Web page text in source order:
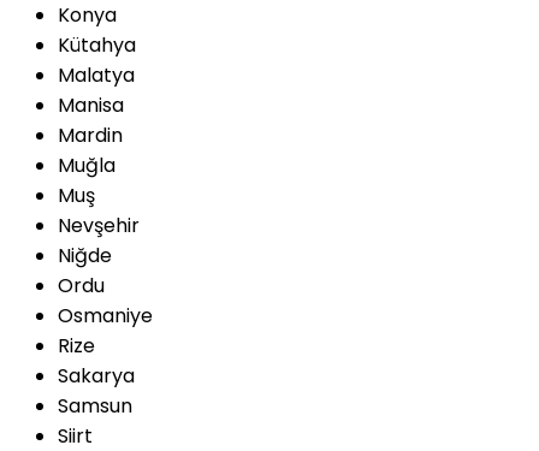
Konya
Kütahya
Malatya
Manisa
Mardin
Muğla
Muş
Nevşehir
Niğde
Ordu
Osmaniye
Rize
Sakarya
Samsun
Siirt